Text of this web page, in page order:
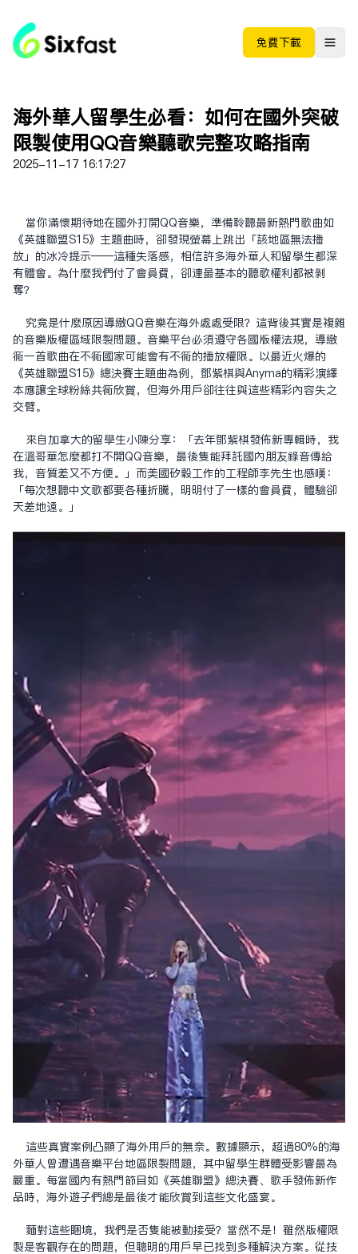
免费下载
海外華人留學生必看：如何在國外突破
限制使用QQ音樂聽歌完整攻略指南
2025-11-17 16:17:27
當你滿懷期待地在國外打開QQ音樂，準備聆聽最新熱門歌曲如
《英雄聯盟S15》主題曲時，卻發現螢幕上跳出「該地區無法播
放」的冰冷提示——這種失落感，相信許多海外華人和留學生都深
有體會。為什麼我們付了會員費，卻連最基本的聽歌權利都被剝
奪？
究竟是什麼原因導致QQ音樂在海外處處受限？這背後其實是複雜
的音樂版權區域限制問題。音樂平台必須遵守各國版權法規，導致
同一首歌曲在不同國家可能會有不同的播放權限。以最近火爆的
《英雄聯盟S15》總決賽主題曲為例，鄧紫棋與Anyma的精彩演繹
本應讓全球粉絲共同欣賞，但海外用戶卻往往與這些精彩內容失之
交臂。
來自加拿大的留學生小陳分享：「去年鄧紫棋發佈新專輯時，我
在溫哥華怎麼都打不開QQ音樂，最後只能拜託國內朋友錄音傳給
我，音質差又不方便。」而美國矽谷工作的工程師李先生也感嘆：
「每次想聽中文歌都要各種折騰，明明付了一樣的會員費，體驗卻
天差地遠。」
這些真實案例凸顯了海外用戶的無奈。數據顯示，超過80%的海
外華人曾遭遇音樂平台地區限制問題，其中留學生群體受影響最為
嚴重。每當國內有熱門節目如《英雄聯盟》總決賽、歌手發佈新作
品時，海外遊子們總是最後才能欣賞到這些文化盛宴。
面對這些困境，我們是否只能被動接受？當然不是！雖然版權限
制是客觀存在的問題，但聰明的用戶早已找到多種解決方案。從技